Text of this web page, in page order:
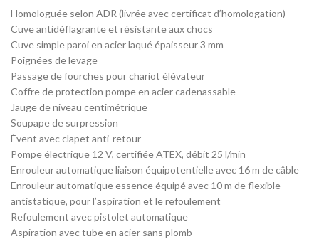
Homologuée selon ADR (livrée avec certificat d’homologation)
Cuve antidéflagrante et résistante aux chocs
Cuve simple paroi en acier laqué épaisseur 3 mm
Poignées de levage
Passage de fourches pour chariot élévateur
Coffre de protection pompe en acier cadenassable
Jauge de niveau centimétrique
Soupape de surpression
Évent avec clapet anti-retour
Pompe électrique 12 V, certifiée ATEX, débit 25 l/min
Enrouleur automatique liaison équipotentielle avec 16 m de câble
Enrouleur automatique essence équipé avec 10 m de flexible
antistatique, pour l’aspiration et le refoulement
Refoulement avec pistolet automatique
Aspiration avec tube en acier sans plomb